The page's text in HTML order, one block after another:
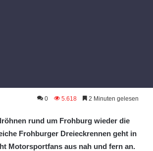
IRRC-Finale
0 5.618 2 Minuten gelesen
rund um Frohburg wieder die
Frohburger Dreieckrennen geht in
Motorsportfans aus nah und fern an.